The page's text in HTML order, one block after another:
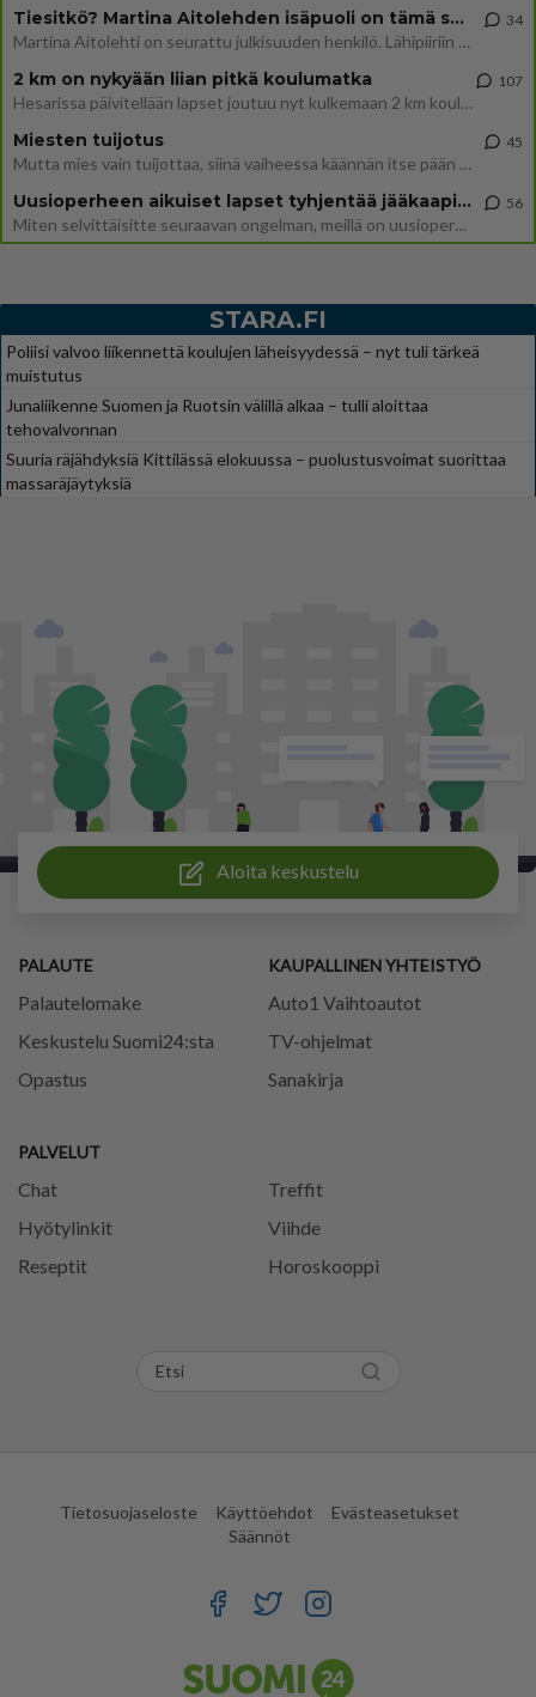
Tiesitkö? Martina Aitolehden isäpuoli on tämä suosittu laulaja
Martina Aitolehti on seurattu julkisuuden henkilö. Lähipiiriin mahtuu muitakin tunnettuja henkilöitä. Tiesitkö, että Ma
34
2 km on nykyään liian pitkä koulumatka
Hesarissa päivitellään lapset joutuu nyt kulkemaan 2 km kouluun jösses. Ruostefillarilla tuo matka menee vaikka miten äk
107
Miesten tuijotus
Mutta mies vain tuijottaa, siinä vaiheessa käännän itse pään pois. Mikä juttu? Yleensä jos joku tuijottaa tai katsoo, hä
45
Uusioperheen aikuiset lapset tyhjentää jääkaapin käydessään
Miten selvittäisitte seuraavan ongelman, meillä on uusioperhe, minulla teini-ikäiset lapset ja puolisolla aikuiset, jotk
56
STARA.FI
Poliisi valvoo liikennettä koulujen läheisyydessä – nyt tuli tärkeä
muistutus
Junaliikenne Suomen ja Ruotsin välillä alkaa – tulli aloittaa
tehovalvonnan
Suuria räjähdyksiä Kittilässä elokuussa – puolustusvoimat suorittaa
massaräjäytyksiä
Aloita keskustelu
PALAUTE
Palautelomake
Keskustelu Suomi24:sta
Opastus
PALVELUT
Chat
Treffit
Hyötylinkit
Viihde
Reseptit
Horoskooppi
KAUPALLINEN YHTEISTYÖ
Auto1 Vaihtoautot
TV-ohjelmat
Sanakirja
Tietosuojaseloste Käyttöehdot
Evästeasetukset
Säännöt